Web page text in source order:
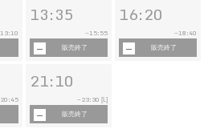
13:10
13:35
~ 15:55
販売終了
16:20
~ 18:40
販売終了
20:45
21:10
~ 23:30 [L]
販売終了